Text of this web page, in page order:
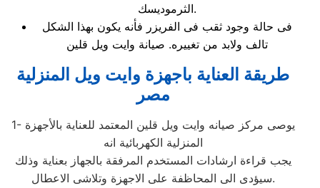
الثرموديسك.
فى حالة وجود ثقب فى الفريزر فأنه يكون بهذا الشكل
تالف ولابد من تغييره. صيانة وايت ويل قلين
طريقة العناية باجهزة وايت ويل المنزلية
مصر
1- يوصى مركز صيانه وايت ويل قلين المعتمد للعناية بالأجهزة
المنزلية الكهربائية انه
يجب قراءة ارشادات المستخدم المرفقة بالجهاز بعناية وذلك
سيؤدى الى المحاظفة على الاجهزة وتلاشى الاعطال.